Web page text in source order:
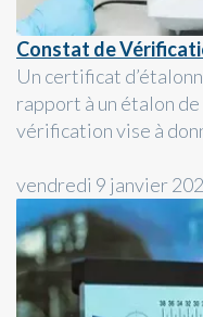
Constat de
Un certificat
rapport à un étalon
vérification vise à
vendredi 9 janvier